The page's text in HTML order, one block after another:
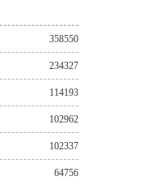
358550
234327
114193
102962
102337
64756